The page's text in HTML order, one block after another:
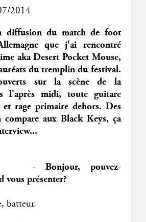
2014
diffusion du match de foot
que j'ai rencontré
aka Desert Pocket Mouse,
du tremplin du festival.
sur la scène de la
l'après midi, toute guitare
et rage primaire dehors. Des
aux Black Keys, ça
- Bonjour, pouvez-
présenter?
batteur.